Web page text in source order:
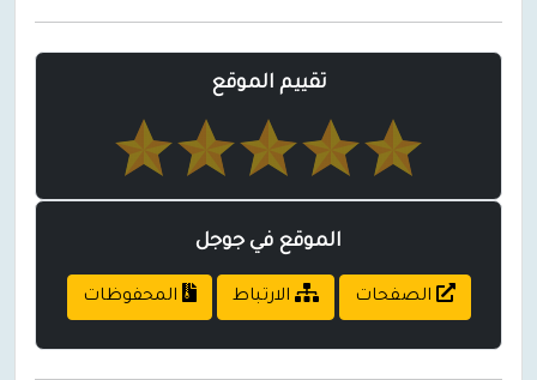
تقييم الموقع
الموقع في جوجل
الصفحات الارتباط المحفوظات